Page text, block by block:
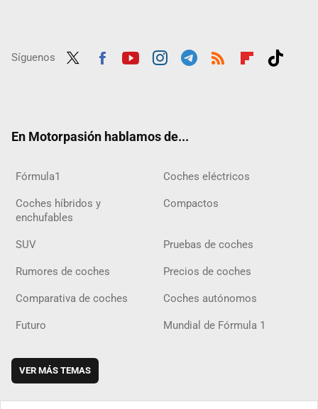
Síguenos
En Motorpasión hablamos de...
Fórmula1 Coches eléctricos
Coches híbridos y
enchufables
Compactos
SUV Pruebas de coches
Rumores de coches Precios de coches
Comparativa de coches Coches autónomos
Futuro Mundial de Fórmula 1
VER MÁS TEMAS